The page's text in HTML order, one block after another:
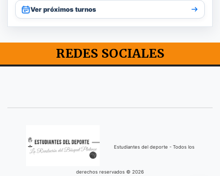
Ver próximos turnos
REDES SOCIALES
Estudiantes del deporte - Todos los
derechos reservados © 2026